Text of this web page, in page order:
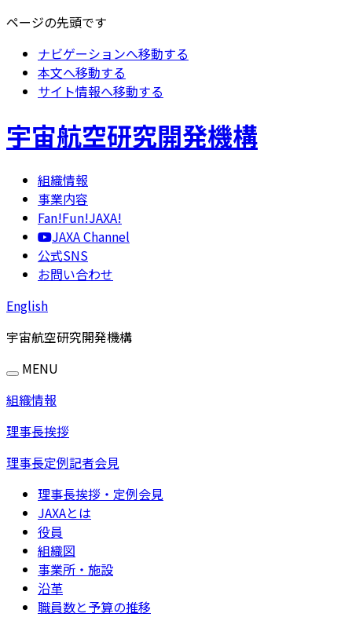
ページの先頭です
ナビゲーションへ移動する
本文へ移動する
サイト情報へ移動する
宇宙航空研究開発機構
組織情報
事業内容
Fan!Fun!JAXA!
JAXA Channel
公式SNS
お問い合わせ
English
宇宙航空研究開発機構
MENU
組織情報
理事長挨拶
理事長定例記者会見
理事長挨拶・定例会見
JAXAとは
役員
組織図
事業所・施設
沿革
職員数と予算の推移